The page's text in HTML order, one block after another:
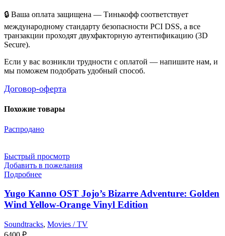
🔒 Ваша оплата защищена — Тинькофф соответствует
международному стандарту безопасности PCI DSS, а все
транзакции проходят двухфакторную аутентификацию (3D
Secure).
Если у вас возникли трудности с оплатой — напишите нам, и
мы поможем подобрать удобный способ.
Договор-оферта
Похожие товары
Распродано
Быстрый просмотр
Добавить в пожелания
Подробнее
Yugo Kanno OST Jojo’s Bizarre Adventure: Golden
Wind Yellow-Orange Vinyl Edition
Soundtracks, Movies / TV